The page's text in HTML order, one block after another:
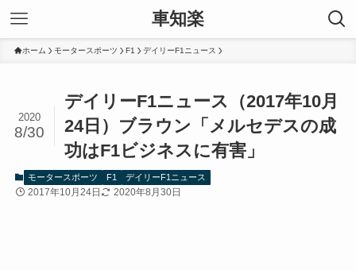
車知楽
ホーム モータースポーツ F1 デイリーF1ニュース
デイリーF1ニュース（2017年10月
24日）ブラウン「メルセデスの成
功はF1ビジネスに有害」
2020
8/30
モータースポーツ F1 デイリーF1ニュース
2017年10月24日 2020年8月30日